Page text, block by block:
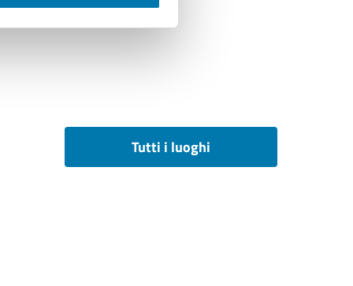
Tutti i luoghi